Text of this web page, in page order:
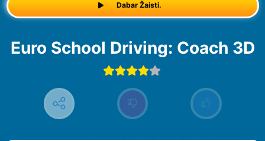
Dabar Žaisti.
Euro School Driving: Coach 3D